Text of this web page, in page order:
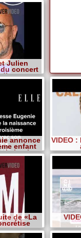
Julien
concert
annonce
enfant
de «La
VIDEO